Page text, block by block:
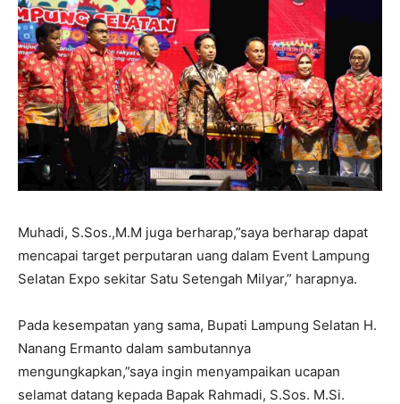
Muhadi, S.Sos.,M.M juga berharap,”saya berharap dapat
mencapai target perputaran uang dalam Event Lampung
Selatan Expo sekitar Satu Setengah Milyar,” harapnya.
Pada kesempatan yang sama, Bupati Lampung Selatan H.
Nanang Ermanto dalam sambutannya
mengungkapkan,”saya ingin menyampaikan ucapan
selamat datang kepada Bapak Rahmadi, S.Sos. M.Si.